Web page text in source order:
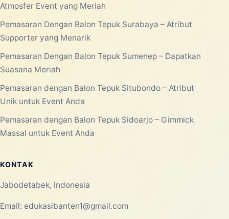
Atmosfer Event yang Meriah
Pemasaran Dengan Balon Tepuk Surabaya – Atribut
Supporter yang Menarik
Pemasaran Dengan Balon Tepuk Sumenep – Dapatkan
Suasana Meriah
Pemasaran dengan Balon Tepuk Situbondo – Atribut
Unik untuk Event Anda
Pemasaran dengan Balon Tepuk Sidoarjo – Gimmick
Massal untuk Event Anda
KONTAK
Jabodetabek, Indonesia
Email: edukasibanten1@gmail.com